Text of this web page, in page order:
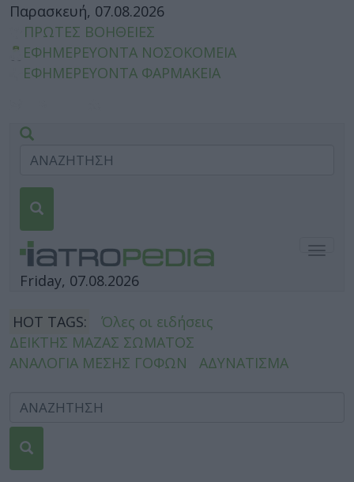
Παρασκευή, 07.08.2026
ΠΡΩΤΕΣ ΒΟΗΘΕΙΕΣ
ΕΦΗΜΕΡΕΥΟΝΤΑ ΝΟΣΟΚΟΜΕΙΑ
ΕΦΗΜΕΡΕΥΟΝΤΑ ΦΑΡΜΑΚΕΙΑ
Friday, 07.08.2026
HOT TAGS:
Όλες οι ειδήσεις
ΔΕΙΚΤΗΣ ΜΑΖΑΣ ΣΩΜΑΤΟΣ
ΑΝΑΛΟΓΙΑ ΜΕΣΗΣ ΓΟΦΩΝ
ΑΔΥΝΑΤΙΣΜΑ